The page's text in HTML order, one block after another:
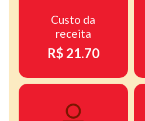
Custo da
receita
R$ 21.70